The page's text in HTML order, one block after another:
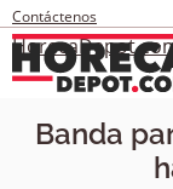
Contáctenos
Banda